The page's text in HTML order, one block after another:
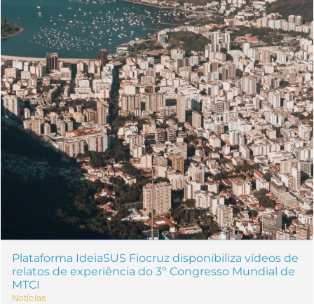
Plataforma IdeiaSUS Fiocruz disponibiliza vídeos de
relatos de experiência do 3º Congresso Mundial de
MTCI
Notícias